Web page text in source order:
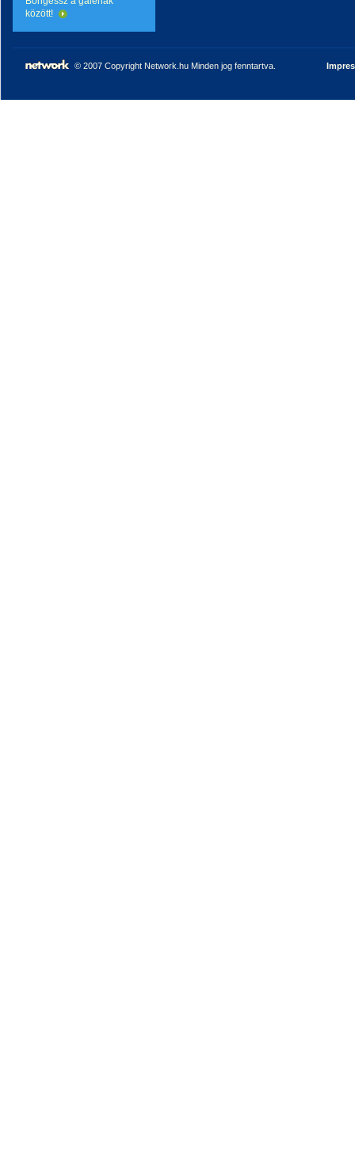
között!
© 2007 Copyright Network.hu Minden jog fenntartva.